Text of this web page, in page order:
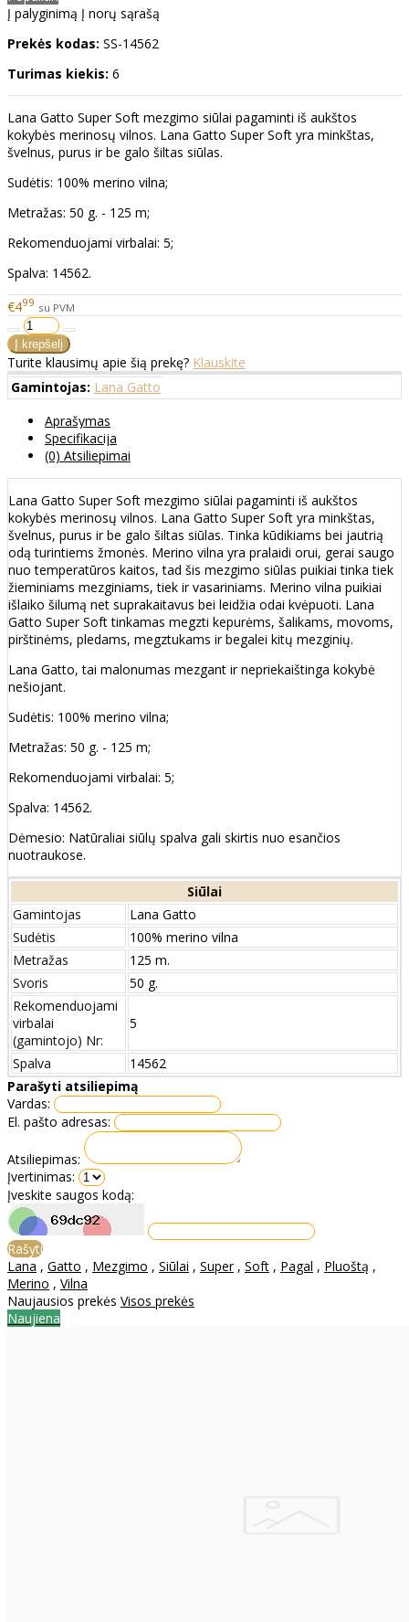
Į palyginimą Į norų sąrašą
Prekės kodas: SS-14562
Turimas kiekis: 6
Lana Gatto Super Soft mezgimo siūlai pagaminti iš aukštos
kokybės merinosų vilnos. Lana Gatto Super Soft yra minkštas,
švelnus, purus ir be galo šiltas siūlas.
Sudėtis: 100% merino vilna;
Metražas: 50 g. - 125 m;
Rekomenduojami virbalai: 5;
Spalva: 14562.
€499 su PVM
Turite klausimų apie šią prekę? Klauskite
Gamintojas: Lana Gatto
Aprašymas
Specifikacija
(0) Atsiliepimai
Lana Gatto Super Soft mezgimo siūlai pagaminti iš aukštos
kokybės merinosų vilnos. Lana Gatto Super Soft yra minkštas,
švelnus, purus ir be galo šiltas siūlas. Tinka kūdikiams bei jautrią
odą turintiems žmonės. Merino vilna yra pralaidi orui, gerai saugo
nuo temperatūros kaitos, tad šis mezgimo siūlas puikiai tinka tiek
žieminiams mezginiams, tiek ir vasariniams. Merino vilna puikiai
išlaiko šilumą net suprakaitavus bei leidžia odai kvėpuoti. Lana
Gatto Super Soft tinkamas megzti kepurėms, šalikams, movoms,
pirštinėms, pledams, megztukams ir begalei kitų mezginių.
Lana Gatto, tai malonumas mezgant ir nepriekaištinga kokybė
nešiojant.
Sudėtis: 100% merino vilna;
Metražas: 50 g. - 125 m;
Rekomenduojami virbalai: 5;
Spalva: 14562.
Dėmesio: Natūraliai siūlų spalva gali skirtis nuo esančios
nuotraukose.
Siūlai
Gamintojas
Lana Gatto
Sudėtis
100% merino vilna
Metražas
125 m.
Svoris
50 g.
Rekomenduojami
virbalai
(gamintojo) Nr:
5
Spalva
14562
Parašyti atsiliepimą
Vardas:
El. pašto adresas:
Atsiliepimas:
Įvertinimas:
Įveskite saugos kodą:
Rašyti
Lana , Gatto , Mezgimo , Siūlai , Super, Soft , Pagal , Pluoštą ,
Merino , Vilna
Naujausios prekės Visos prekės
Naujiena